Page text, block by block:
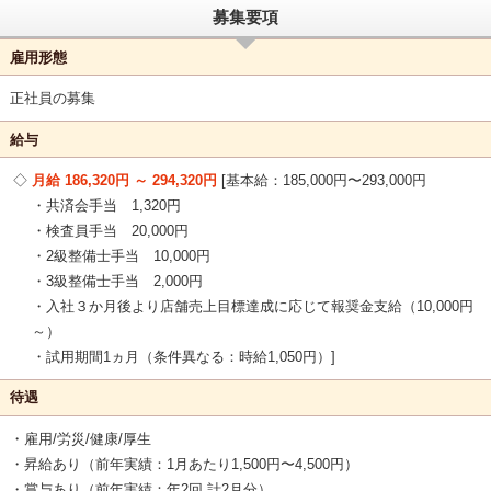
募集要項
雇用形態
正社員の募集
給与
月給 186,320円 ～ 294,320円
基本給：185,000円〜293,000円
・共済会手当 1,320円
・検査員手当 20,000円
・2級整備士手当 10,000円
・3級整備士手当 2,000円
・入社３か月後より店舗売上目標達成に応じて報奨金支給（10,000円
～）
・試用期間1ヵ月（条件異なる：時給1,050円）
待遇
・雇用/労災/健康/厚生
・昇給あり（前年実績：1月あたり1,500円〜4,500円）